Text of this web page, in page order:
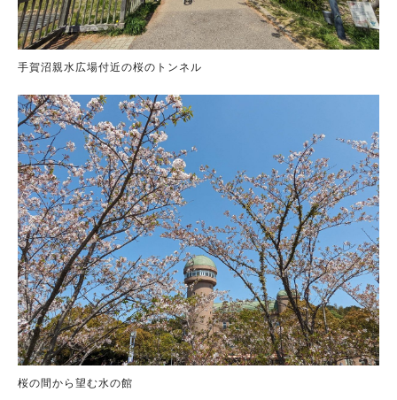
手賀沼親水広場付近の桜のトンネル
桜の間から望む水の館